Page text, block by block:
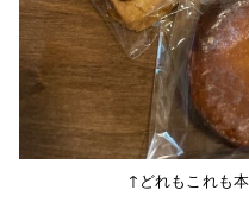
↑どれもこれも